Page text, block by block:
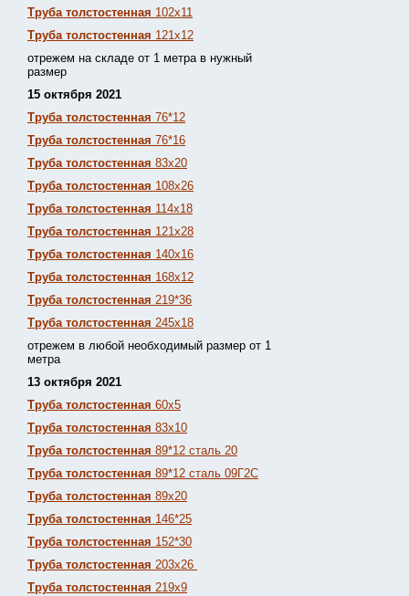
Труба толстостенная 102х11
Труба толстостенная 121х12
отрежем на складе от 1 метра в нужный
размер
15 октября 2021
Труба толстостенная 76*12
Труба толстостенная 76*16
Труба толстостенная 83х20
Труба толстостенная 108х26
Труба толстостенная 114х18
Труба толстостенная 121х28
Труба толстостенная 140х16
Труба толстостенная 168х12
Труба толстостенная 219*36
Труба толстостенная 245х18
отрежем в любой необходимый размер от 1
метра
13 октября 2021
Труба толстостенная 60х5
Труба толстостенная 83х10
Труба толстостенная 89*12 сталь 20
Труба толстостенная 89*12 сталь 09Г2С
Труба толстостенная 89х20
Труба толстостенная 146*25
Труба толстостенная 152*30
Труба толстостенная 203х26
Труба толстостенная 219х9